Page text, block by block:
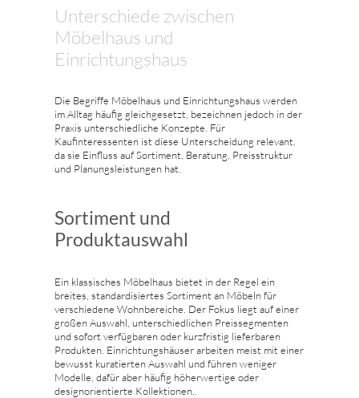
Unterschiede zwischen
Möbelhaus und
Einrichtungshaus
Die Begriffe Möbelhaus und Einrichtungshaus werden
im Alltag häufig gleichgesetzt, bezeichnen jedoch in der
Praxis unterschiedliche Konzepte. Für
Kaufinteressenten ist diese Unterscheidung relevant,
da sie Einfluss auf Sortiment, Beratung, Preisstruktur
und Planungsleistungen hat.
Sortiment und
Produktauswahl
Ein klassisches Möbelhaus bietet in der Regel ein
breites, standardisiertes Sortiment an Möbeln für
verschiedene Wohnbereiche. Der Fokus liegt auf einer
großen Auswahl, unterschiedlichen Preissegmenten
und sofort verfügbaren oder kurzfristig lieferbaren
Produkten. Einrichtungshäuser arbeiten meist mit einer
bewusst kuratierten Auswahl und führen weniger
Modelle, dafür aber häufig höherwertige oder
designorientierte Kollektionen..